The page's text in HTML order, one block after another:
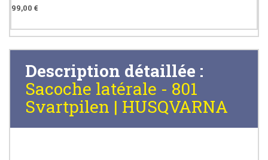
99,00 €
Description détaillée :
Sacoche latérale - 801
Svartpilen | HUSQVARNA